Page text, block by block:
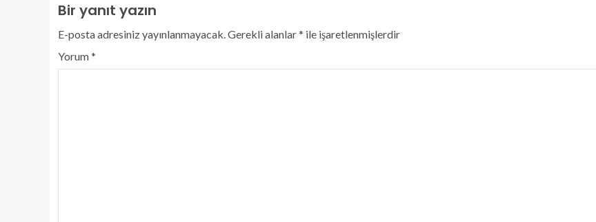
Bir yanıt yazın
E-posta adresiniz yayınlanmayacak.Gerekli alanlar* ile işaretlenmişlerdir
Yorum*